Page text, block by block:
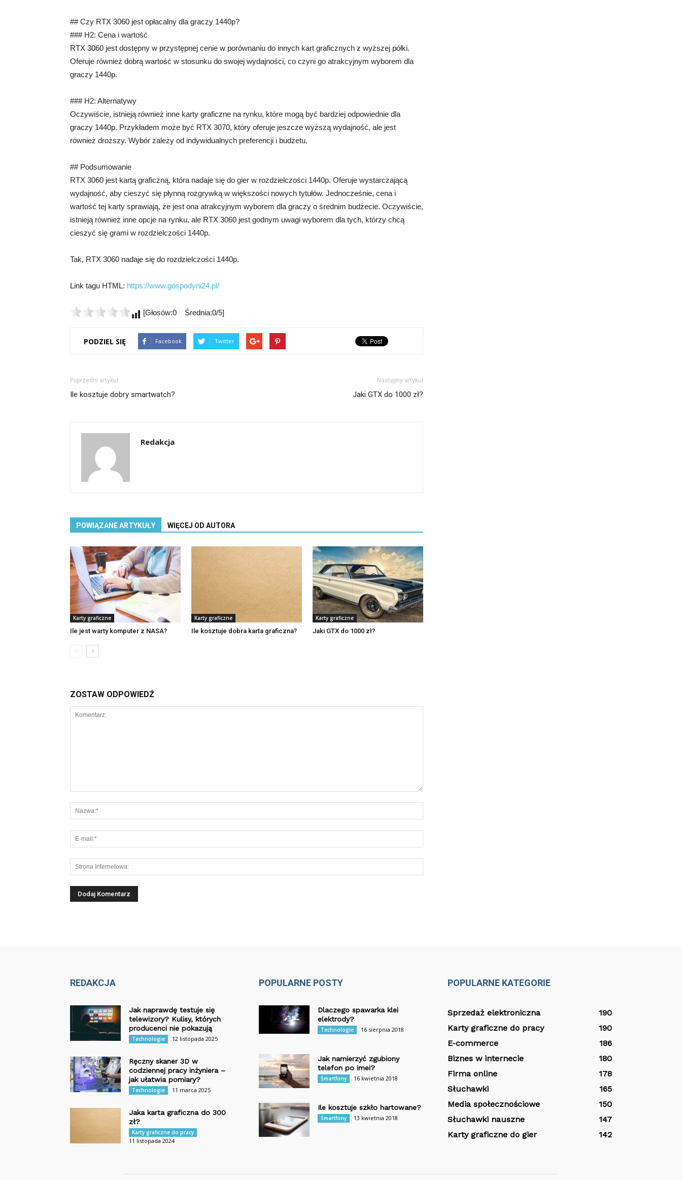
## Czy RTX 3060 jest opłacalny dla graczy 1440p?
### H2: Cena i wartość
RTX 3060 jest dostępny w przystępnej cenie w porównaniu do innych kart graficznych z wyższej półki.
Oferuje również dobrą wartość w stosunku do swojej wydajności, co czyni go atrakcyjnym wyborem dla
graczy 1440p.
### H2: Alternatywy
Oczywiście, istnieją również inne karty graficzne na rynku, które mogą być bardziej odpowiednie dla
graczy 1440p. Przykładem może być RTX 3070, który oferuje jeszcze wyższą wydajność, ale jest
również droższy. Wybór zależy od indywidualnych preferencji i budżetu.
## Podsumowanie
RTX 3060 jest kartą graficzną, która nadaje się do gier w rozdzielczości 1440p. Oferuje wystarczającą
wydajność, aby cieszyć się płynną rozgrywką w większości nowych tytułów. Jednocześnie, cena i
wartość tej karty sprawiają, że jest ona atrakcyjnym wyborem dla graczy o średnim budżecie. Oczywiście,
istnieją również inne opcje na rynku, ale RTX 3060 jest godnym uwagi wyborem dla tych, którzy chcą
cieszyć się grami w rozdzielczości 1440p.
Tak, RTX 3060 nadaje się do rozdzielczości 1440p.
Link tagu HTML: https://www.gospodyni24.pl/
[Głosów:0 Średnia:0/5]
PODZIEL SIĘ Facebook Twitter
Poprzedni artykuł
Ile kosztuje dobry smartwatch?
Następny artykuł
Jaki GTX do 1000 zł?
Redakcja
POWIĄZANE ARTYKUŁY WIĘCEJ OD AUTORA
Karty graficzne
Ile jest warty komputer z NASA?
Karty graficzne
Ile kosztuje dobra karta graficzna?
Karty graficzne
Jaki GTX do 1000 zł?
ZOSTAW ODPOWIEDŹ
REDAKCJA
Jak naprawdę testuje się
telewizory? Kulisy, których
producenci nie pokazują
Technologie 12 listopada 2025
Ręczny skaner 3D w
codziennej pracy inżyniera –
jak ułatwia pomiary?
Technologie 11 marca 2025
Jaka karta graficzna do 300
zł?
Karty graficzne do pracy
11 listopada 2024
POPULARNE POSTY
Dlaczego spawarka klei
elektrody?
Technologie 16 sierpnia 2018
Jak namierzyć zgubiony
telefon po imei?
Smartfony 16 kwietnia 2018
Ile kosztuje szkło hartowane?
Smartfony 13 kwietnia 2018
POPULARNE KATEGORIE
Sprzedaż elektroniczna
190
Karty graficzne do pracy
190
E-commerce
186
Biznes w internecie
180
Firma online
178
Słuchawki
165
Media społecznościowe
150
Słuchawki nauszne
147
Karty graficzne do gier
142